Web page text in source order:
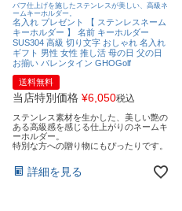
バフ仕上げを施したステンレスが美しい、高級ネ
ームキーホルダー。
名入れ プレゼント 【 ステンレスネーム
キーホルダー 】 名前 キーホルダー
SUS304 高級 切り文字 おしゃれ 名入れ
ギフト 男性 女性 推し活 母の日 父の日
お揃い バレンタイン GHOGolf
送料無料
当店特別価格 ¥6,050税込
ステンレス素材を生かした、美しい艶の
ある高級感を感じる仕上がりのネームキ
ーホルダー。
特別な方への贈り物にもぴったりです。
詳細を見る